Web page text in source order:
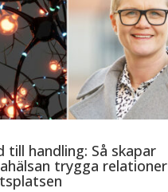
till handling: Så skapar
trygga relationer